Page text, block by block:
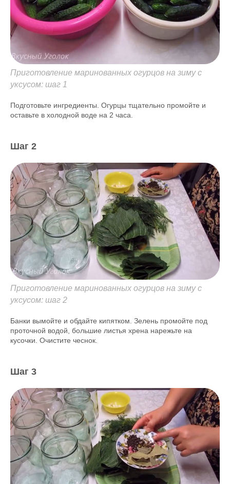
Приготовление маринованных огурцов на зиму с
уксусом: шаг 1
Подготовьте ингредиенты. Огурцы тщательно промойте и
оставьте в холодной воде на 2 часа.
Шаг 2
Приготовление маринованных огурцов на зиму с
уксусом: шаг 2
Банки вымойте и обдайте кипятком. Зелень промойте под
проточной водой, большие листья хрена нарежьте на
кусочки. Очистите чеснок.
Шаг 3